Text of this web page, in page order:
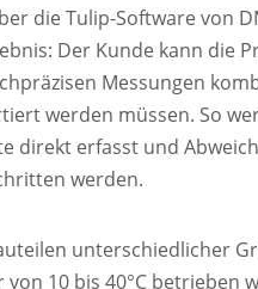
die Tulip-Software von
Der Kunde kann die
Messungen
werden müssen. So
direkt erfasst und
werden.
unterschiedlicher
10 bis 40°C betrieben